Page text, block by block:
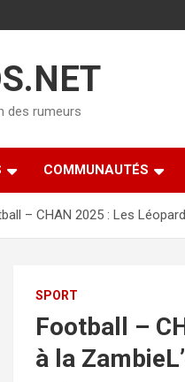
des rumeurs
COMMUNAUTÉS
– CHAN 2025 : Les
SPORT
Football –
à la